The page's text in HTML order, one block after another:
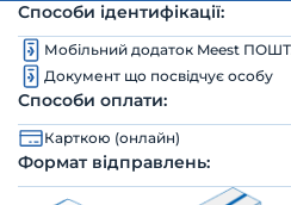
Способи ідентифікації:
Мобільний додаток Meest
Документ що посвідчує особу
Способи оплати:
Карткою (онлайн)
Формат відправлень: